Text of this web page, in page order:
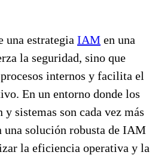
una estrategia IAM en una
la seguridad, sino que
internos y facilita el
En un entorno donde los
sistemas son cada vez más
una solución robusta de IAM
la eficiencia operativa y la